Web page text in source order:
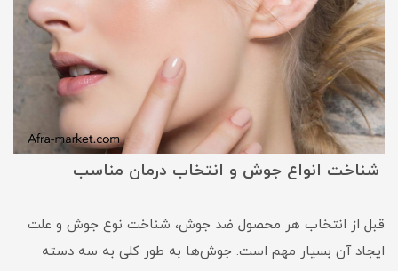
شناخت انواع جوش و انتخاب درمان مناسب
قبل از انتخاب هر محصول ضد جوش، شناخت نوع جوش و علت
ایجاد آن بسیار مهم است. جوش‌ها به طور کلی به سه دسته